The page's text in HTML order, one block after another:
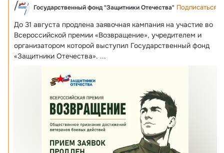
Государственный фонд "Защитники Отечества" Подписаться
До 31 августа продлена заявочная кампания на участие во
Всероссийской премии «Возвращение», учредителем и
организатором которой выступил Государственный фонд
«Защитники Отечества». ...